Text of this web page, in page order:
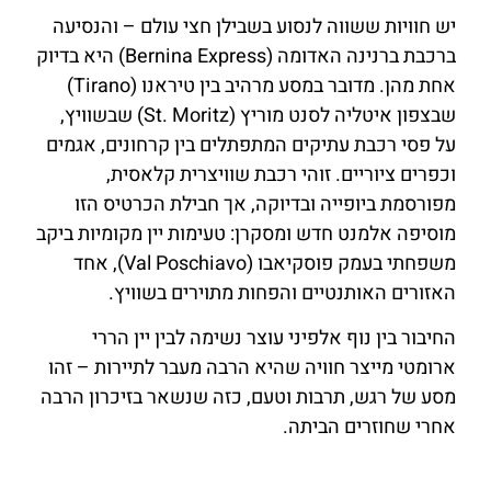
יש חוויות ששווה לנסוע בשבילן חצי עולם – והנסיעה
ברכבת ברנינה האדומה (Bernina Express) היא בדיוק
אחת מהן. מדובר במסע מרהיב בין טיראנו (Tirano)
שבצפון איטליה לסנט מוריץ (St. Moritz) שבשוויץ,
על פסי רכבת עתיקים המתפתלים בין קרחונים, אגמים
וכפרים ציוריים. זוהי רכבת שוויצרית קלאסית,
מפורסמת ביופייה ובדיוקה, אך חבילת הכרטיס הזו
מוסיפה אלמנט חדש ומסקרן: טעימות יין מקומיות ביקב
משפחתי בעמק פוסקיאבו (Val Poschiavo), אחד
האזורים האותנטיים והפחות מתוירים בשוויץ.
החיבור בין נוף אלפיני עוצר נשימה לבין יין הררי
ארומטי מייצר חוויה שהיא הרבה מעבר לתיירות – זהו
מסע של רגש, תרבות וטעם, כזה שנשאר בזיכרון הרבה
אחרי שחוזרים הביתה.